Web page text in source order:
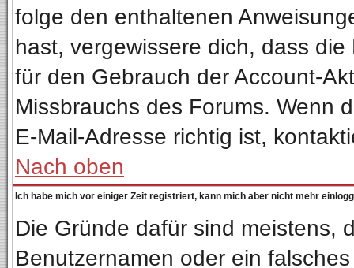
folge den enthaltenen
hast, vergewissere dich, dass
für den Gebrauch der Account-
Missbrauchs des Forums. Wenn
E-Mail-Adresse richtig ist,
Nach oben
Ich habe mich vor einiger Zeit registriert, kann mich aber nicht mehr
Die Gründe dafür sind meistens,
Benutzernamen oder ein